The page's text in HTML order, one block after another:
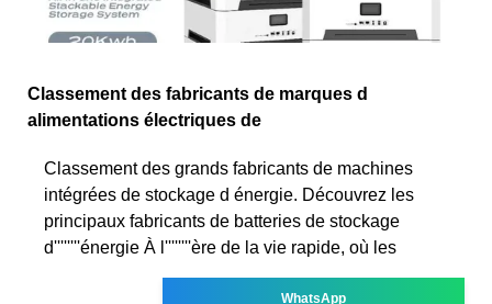
Classement des fabricants de marques d
alimentations électriques de
Classement des grands fabricants de machines
intégrées de stockage d énergie. Découvrez les
principaux fabricants de batteries de stockage
d''''''''énergie À l''''''''ère de la vie rapide, où les
WhatsApp